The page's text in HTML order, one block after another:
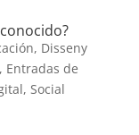
, Disseny
, Entradas de
, Social